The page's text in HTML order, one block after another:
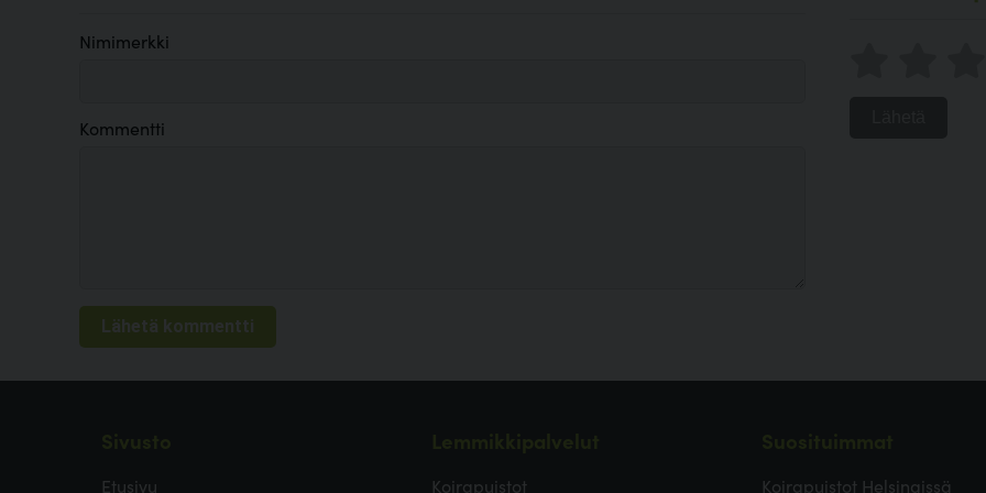
Nimimerkki
Kommentti
Etusivu Koirapuistot Koirapuistot Helsingissä